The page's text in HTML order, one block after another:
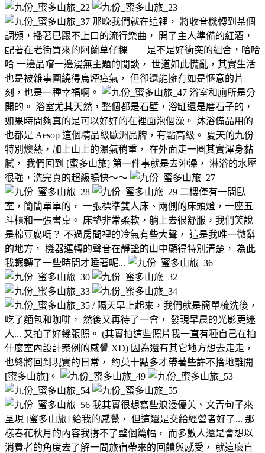
那晚我們就在這裡， 將收音機轉到某個
調頻，播著已跟不上口的流行樂曲， 開了主人準備的紅酒，
配著在老街買來的阿蘭草仔粿——是不是好衝突的組合，哈哈
哈 一邊品嚐一邊漫無主題的閒談， 世道如此慌亂，其實生活
也是被雜事圍繞得烏煙瘴氣， 但卻還能擁有如是愜意的片
刻，也是一種幸福啊。
浴室和廁所是分
開的。 浴室尤其天然，整個都是石壁，浴缸還是磨石子的，
如果時間夠真的是可以好好的在裡面泡個澡。 沐浴備品用的
也都是 Aesop 這個精品級歐洲品牌，有點高級。 夏天的九份
特別燠熱，加上山上的濕氣稍重， 在外面走一圈其實渾身黏
膩， 我們回到 [蜜多山旅] 第一件事就是去沖澡， 淋浴的水壓
很強，洗完真的超級暢快～～
二樓僅有一間臥
室，簡簡單單的， 一張標準雙人床、兩側的床頭燈，一座五
斗櫃和一張書桌。 床墊非常柔軟，躺上去很舒服，我們笑說
是棉豆腐嗎？ 不過房間裡的冷氣有些大聲， 這是我唯一微辭
的地方， 機器運轉的聲音在靜謐的山中顯得特別清楚， 為此
我輾轉了一些時間才睡著呢...
/ 隔天早上起來，我們就是簡單梳洗後，
吃了麵包和咖啡， 然後又再待了一會， 發現早晨的光影更迷
人... 又拍了好幾張照。 (其實拍這些照片我一直有種自己在拍
什麼室內設計案例的感覺 XD) 因為還有其它地方想去走走，
也終將回到現實的日常， 約莫十點多才帶著些許不捨地離開
[蜜多山旅]。
我其實很想寫些浪漫優美、文青句子來
呈現 [蜜多山旅] 給我的感覺， 但這還是交給經營者好了... 那
樣春花秋月的內容我撐不了整個篇幅， 而多數人還是會想以
消費者的角度去了解一間旅宿帶來的回饋與感受， 就這麼直